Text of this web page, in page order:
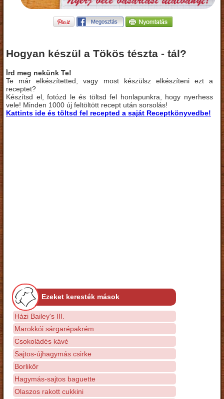
Hogyan készül a Tökös tészta - tál?
Írd meg nekünk Te!
Te már elkészítetted, vagy most készülsz elkészíteni ezt a
receptet?
Készítsd el, fotózd le és töltsd fel honlapunkra, hogy nyerhess
vele! Minden 1000 új feltöltött recept után sorsolás!
Kattints ide és töltsd fel recepted a saját Receptkönyvedbe!
Ezeket keresték mások
Házi Bailey's III.
Marokkói sárgarépakrém
Csokoládés kávé
Sajtos-újhagymás csirke
Borlikőr
Hagymás-sajtos baguette
Olaszos rakott cukkini